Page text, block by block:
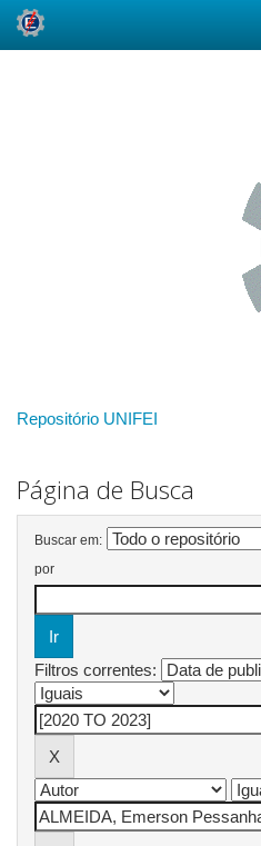
Repositório UNIFEI
Página de Busca
Buscar em:
por
Filtros correntes: